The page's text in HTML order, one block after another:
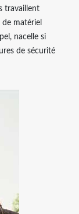
travaillent
matériel
nacelle si
de sécurité